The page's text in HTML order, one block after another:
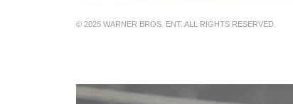
© 2025 WARNER BROS. ENT. ALL RIGHTS RESERVED.